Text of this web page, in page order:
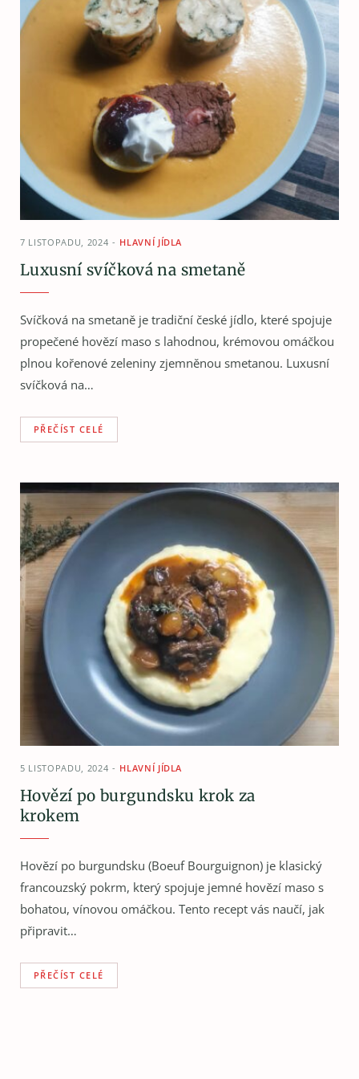
7 LISTOPADU, 2024 HLAVNÍ JÍDLA
Luxusní svíčková na smetaně
Svíčková na smetaně je tradiční české jídlo, které spojuje
propečené hovězí maso s lahodnou, krémovou omáčkou
plnou kořenové zeleniny zjemněnou smetanou. Luxusní
svíčková na…
PŘEČÍST CELÉ
5 LISTOPADU, 2024 HLAVNÍ JÍDLA
Hovězí po burgundsku krok za
krokem
Hovězí po burgundsku (Boeuf Bourguignon) je klasický
francouzský pokrm, který spojuje jemné hovězí maso s
bohatou, vínovou omáčkou. Tento recept vás naučí, jak
připravit…
PŘEČÍST CELÉ